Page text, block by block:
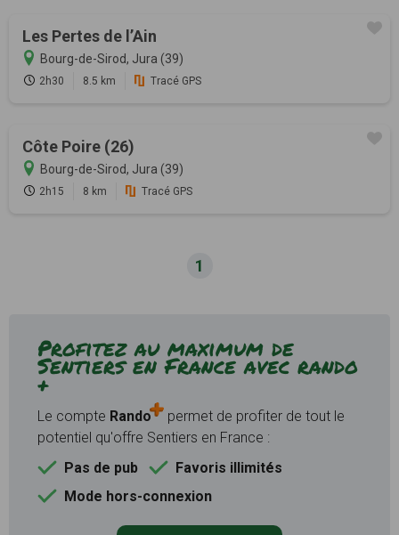
Les Pertes de l’Ain
Bourg-de-Sirod, Jura (39)
2h30 8.5 km Tracé GPS
Côte Poire (26)
Bourg-de-Sirod, Jura (39)
2h15 8 km Tracé GPS
1
Profitez au maximum de
Sentiers en France avec rando
+
Le compte Rando
permet de profiter de tout le
potentiel qu'offre Sentiers en France :
Pas de pub
Favoris illimités
Mode hors-connexion